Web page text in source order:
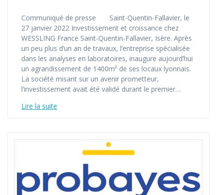
Communiqué de presse Saint-Quentin-Fallavier, le
27 janvier 2022 Investissement et croissance chez
WESSLING France Saint-Quentin-Fallavier, Isère. Après
un peu plus d’un an de travaux, l’entreprise spécialisée
dans les analyses en laboratoires, inaugure aujourd’hui
un agrandissement de 1400m² de ses locaux lyonnais.
La société misant sur un avenir prometteur,
l’investissement avait été validé durant le premier…
Lire la suite